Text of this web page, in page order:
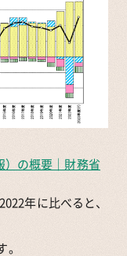
）の概要｜財務省
年に比べると、